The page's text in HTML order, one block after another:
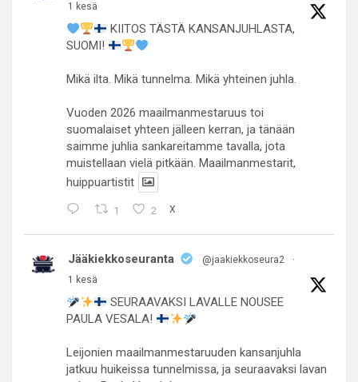
1 kesä
KIITOS TÄSTÄ KANSANJUHLASTA,
SUOMI!
Mikä ilta. Mikä tunnelma. Mikä yhteinen juhla.
Vuoden 2026 maailmanmestaruus toi
suomalaiset yhteen jälleen kerran, ja tänään
saimme juhlia sankareitamme tavalla, jota
muistellaan vielä pitkään. Maailmanmestarit,
huippuartistit
1 2 X
Jääkiekkoseuranta @jaakiekkoseura2
·
1 kesä
SEURAAVAKSI LAVALLE NOUSEE
PAULA VESALA!
Leijonien maailmanmestaruuden kansanjuhla
jatkuu huikeissa tunnelmissa, ja seuraavaksi lavan